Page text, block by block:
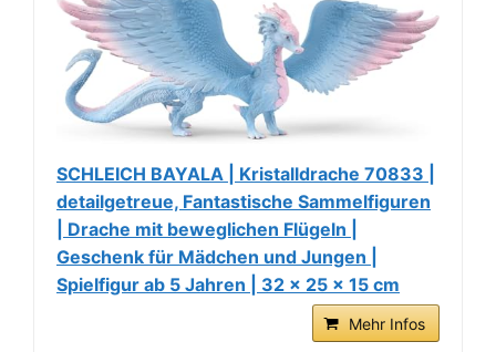
SCHLEICH BAYALA | Kristalldrache 70833 |
detailgetreue, Fantastische Sammelfiguren
| Drache mit beweglichen Flügeln |
Geschenk für Mädchen und Jungen |
Spielfigur ab 5 Jahren | 32 x 25 x 15 cm
Mehr Infos